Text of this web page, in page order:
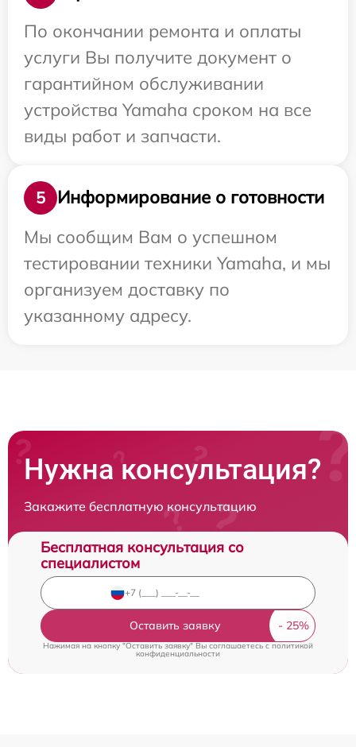
По окончании ремонта и оплаты
услуги Вы получите документ о
гарантийном обслуживании
устройства Yamaha сроком на все
виды работ и запчасти.
5
Информирование о готовности
Мы сообщим Вам о успешном
тестировании техники Yamaha, и мы
организуем доставку по
указанному адресу.
Нужна консультация?
Закажите бесплатную консультацию
Бесплатная консультация со
специалистом
Оставить заявку
Нажимая на кнопку "Оставить заявку" Вы соглашаетесь cполитикой
конфиденциальности